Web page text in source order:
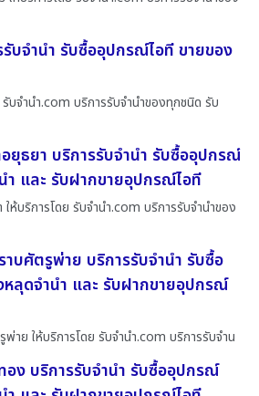
บจำนำ รับซื้ออุปกรณ์ไอที ขายของ
บจํานํา.com บริการรับจำนำของทุกชนิด รับ
ยุธยา บริการรับจำนำ รับซื้ออุปกรณ์
ำ และ รับฝากขายอุปกรณ์ไอที
ห้บริการโดย รับจํานํา.com บริการรับจำนำของ
บศัตรูพ่าย บริการรับจำนำ รับซื้อ
ลุดจำนำ และ รับฝากขายอุปกรณ์
าย ให้บริการโดย รับจํานํา.com บริการรับจำน
อง บริการรับจำนำ รับซื้ออุปกรณ์